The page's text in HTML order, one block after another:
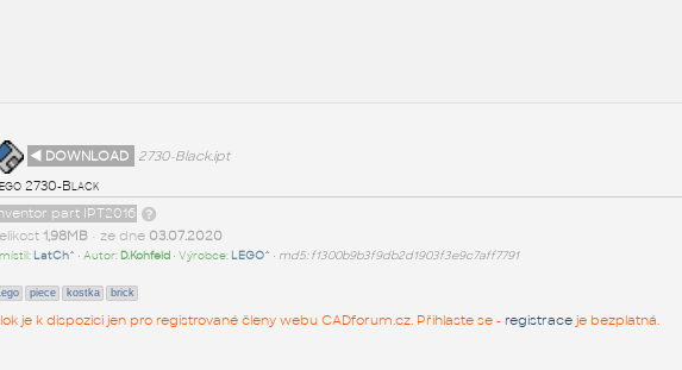
◄ DOWNLOAD
2730-Black.ipt
2730-Black
part IPT2016
1,98MB• ze dne 03.07.2020
LatCh^ • Autor: D.Kohfeld• Výrobce: LEGO^ • md5: f1300b9b3f9db2d1903f3e9c7aff7791
Lego piece kostka brick
je k dispozici jen pro registrované členy webu CADforum.cz. Přihlaste se - registraceje bezplatná.